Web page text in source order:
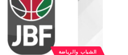
الشباب والرياضة